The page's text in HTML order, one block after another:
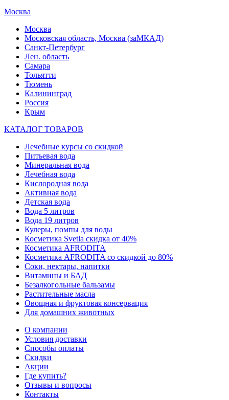
Москва
Москва
Московская область, Москва (заМКАД)
Санкт-Петербург
Лен. область
Самара
Тольятти
Тюмень
Калининград
Россия
Крым
КАТАЛОГ ТОВАРОВ
Лечебные курсы со скидкой
Питьевая вода
Минеральная вода
Лечебная вода
Кислородная вода
Активная вода
Детская вода
Вода 5 литров
Вода 19 литров
Кулеры, помпы для воды
Косметика Svetla скидка от 40%
Косметика AFRODITA
Косметика AFRODITA со скидкой до 80%
Соки, нектары, напитки
Витамины и БАД
Безалкогольные бальзамы
Растительные масла
Овощная и фруктовая консервация
Для домашних животных
О компании
Условия доставки
Способы оплаты
Скидки
Акции
Где купить?
Отзывы и вопросы
Контакты